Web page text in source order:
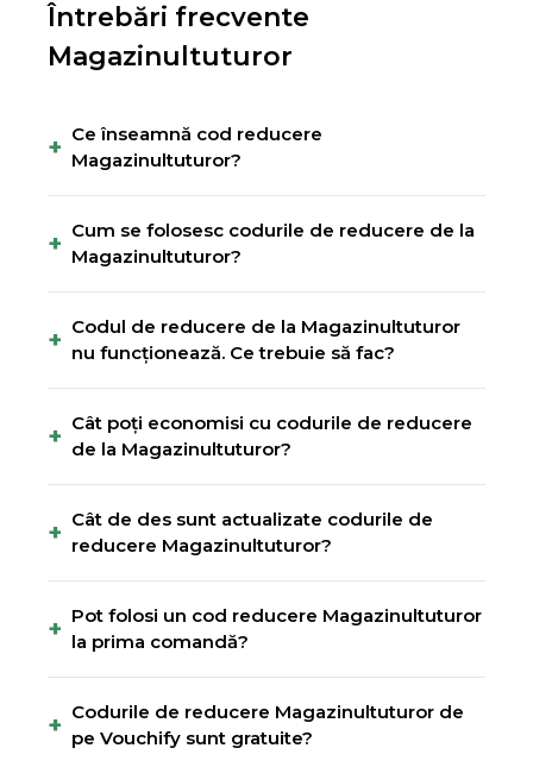
Întrebări frecvente
Magazinultuturor
+ Ce înseamnă cod reducere
Magazinultuturor?
+ Cum se folosesc codurile de reducere de la
Magazinultuturor?
+ Codul de reducere de la Magazinultuturor
nu funcționează. Ce trebuie să fac?
+ Cât poți economisi cu codurile de reducere
de la Magazinultuturor?
+ Cât de des sunt actualizate codurile de
reducere Magazinultuturor?
+ Pot folosi un cod reducere Magazinultuturor
la prima comandă?
+ Codurile de reducere Magazinultuturor de
pe Vouchify sunt gratuite?